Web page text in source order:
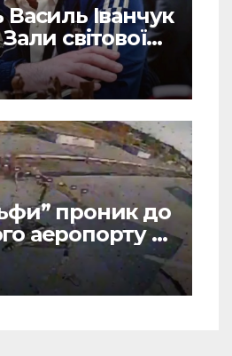
Василь Іванчук
світової
проник до
аеропорту та
ще до